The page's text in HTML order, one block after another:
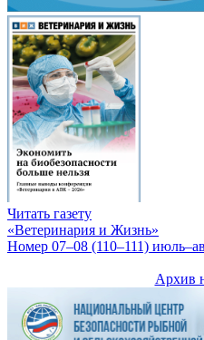
Читать газету
«Ветеринария и Жизнь»
Номер 07–08 (110–111)
Архив